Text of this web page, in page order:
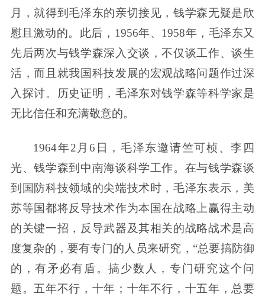
月，就得到毛泽东的亲切接见，钱学森无疑是欣
慰且激动的。此后，1956年、1958年，毛泽东又
先后两次与钱学森深入交谈，不仅谈工作、谈生
活，而且就我国科技发展的宏观战略问题作过深
入探讨。历史证明，毛泽东对钱学森等科学家是
无比信任和充满敬意的。
1964年2月6日，毛泽东邀请竺可桢、李四
光、钱学森到中南海谈科学工作。在与钱学森谈
到国防科技领域的尖端技术时，毛泽东表示，美
苏等国都将反导技术作为本国在战略上赢得主动
的关键一招，反导武器及其相关的战略战术是高
度复杂的，要有专门的人员来研究，“总要搞防御
的，有矛必有盾。搞少数人，专门研究这个问
题。五年不行，十年；十年不行，十五年，总要